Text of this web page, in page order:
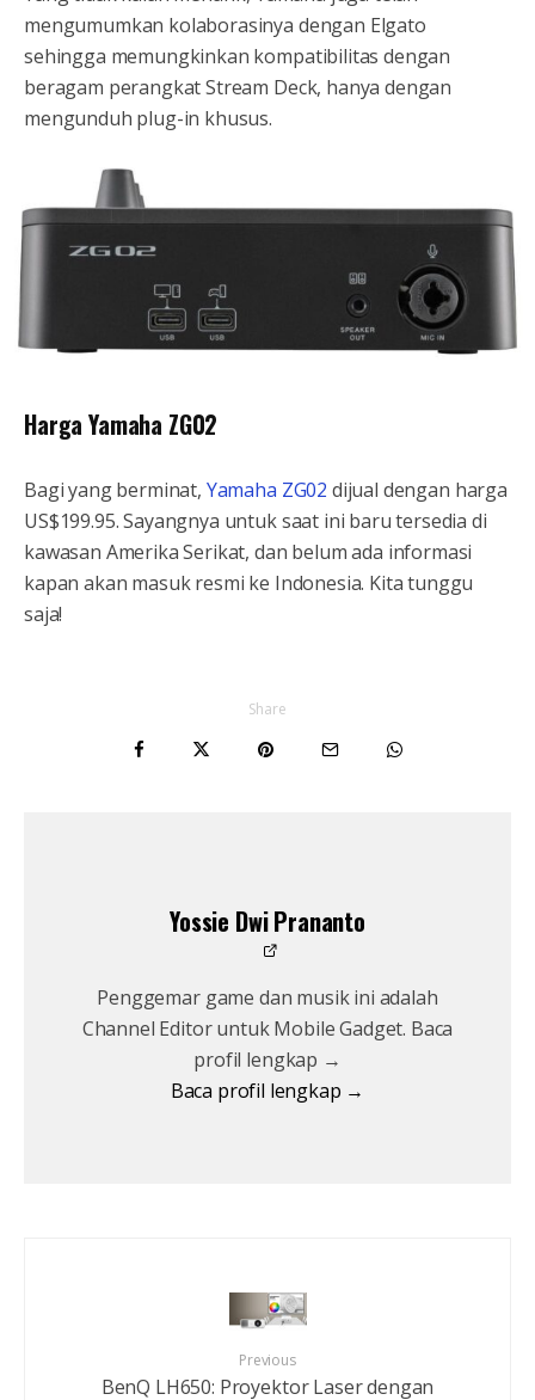
mengumumkan kolaborasinya dengan Elgato
sehingga memungkinkan kompatibilitas dengan
beragam perangkat Stream Deck, hanya dengan
mengunduh plug-in khusus.
Harga Yamaha ZG02
Bagi yang berminat, Yamaha ZG02 dijual dengan harga
US$199.95. Sayangnya untuk saat ini baru tersedia di
kawasan Amerika Serikat, dan belum ada informasi
kapan akan masuk resmi ke Indonesia. Kita tunggu
saja!
Share
Yossie Dwi Prananto
Penggemar game dan musik ini adalah
Channel Editor untuk Mobile Gadget. Baca
profil lengkap →
Baca profil lengkap →
Previous
BenQ LH650: Proyektor Laser dengan